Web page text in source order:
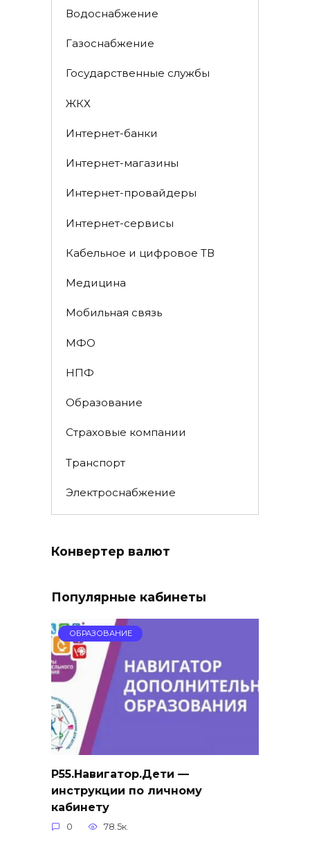
Водоснабжение
Газоснабжение
Государственные службы
ЖКХ
Интернет-банки
Интернет-магазины
Интернет-провайдеры
Интернет-сервисы
Кабельное и цифровое ТВ
Медицина
Мобильная связь
МФО
НПФ
Образование
Страховые компании
Транспорт
Электроснабжение
Конвертер валют
Популярные кабинеты
ОБРАЗОВАНИЕ
Р55.Навигатор.Дети —
инструкции по личному
кабинету
0 78.5к.